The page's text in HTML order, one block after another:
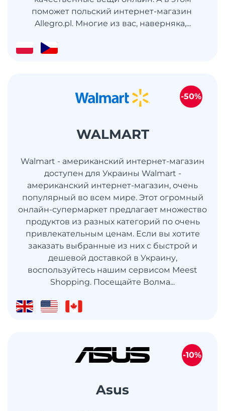
поможет польский интернет-магазин
Allegro.pl. Многие из вас, наверняка,...
WALMART
Walmart - американский интернет-магазин
доступен для Украины Walmart -
американский интернет-магазин, очень
популярный во всем мире. Этот огромный
онлайн-супермаркет предлагает множество
продуктов из разных категорий по очень
привлекательным ценам. Если вы хотите
заказать выбранные из них с быстрой и
дешевой доставкой в ​​Украину,
воспользуйтесь нашим сервисом Meest
Shopping. Посещайте Волма...
-50%
Asus
-10%